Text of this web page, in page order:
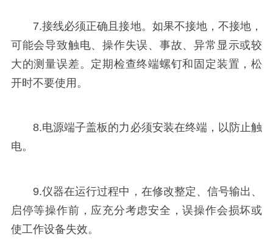
7.接线必须正确且接地。如果不接地，不接地，
可能会导致触电、操作失误、事故、异常显示或较
大的测量误差。定期检查终端螺钉和固定装置，松
开时不要使用。
8.电源端子盖板的力必须安装在终端，以防止触
电。
9.仪器在运行过程中，在修改整定、信号输出、
启停等操作前，应充分考虑安全，误操作会损坏或
使工作设备失效。